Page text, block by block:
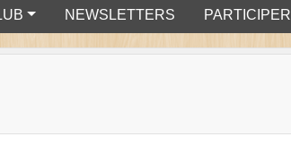
NEWSLETTERS PARTICIPER